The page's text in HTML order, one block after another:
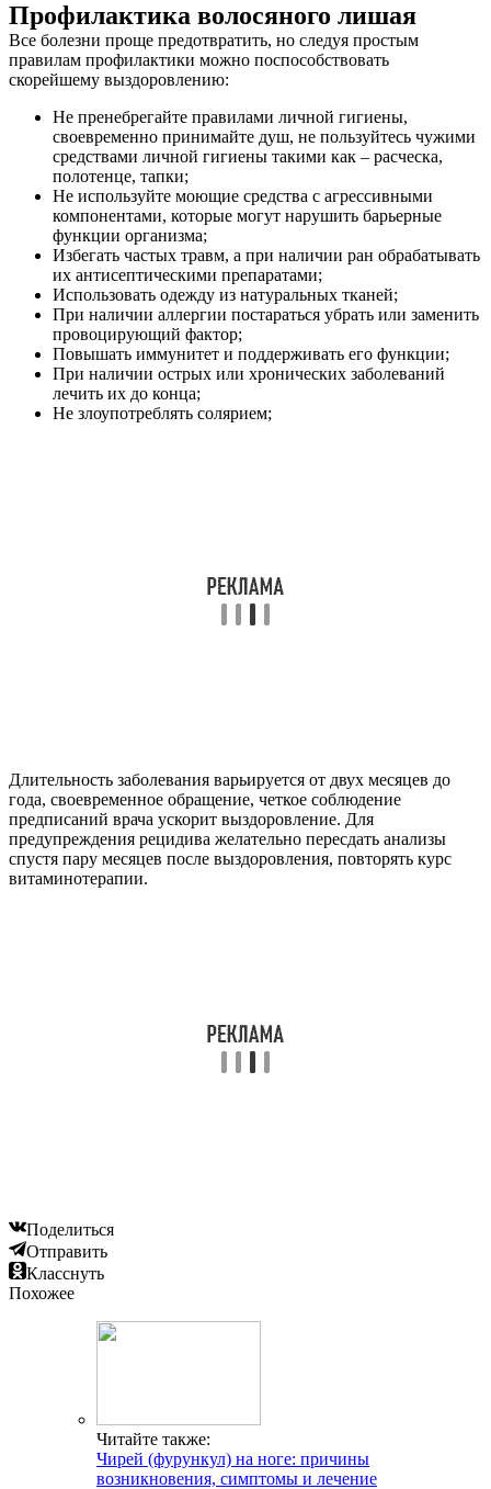
Профилактика волосяного лишая
Все болезни проще предотвратить, но следуя простым
правилам профилактики можно поспособствовать
скорейшему выздоровлению:
Не пренебрегайте правилами личной гигиены,
своевременно принимайте душ, не пользуйтесь чужими
средствами личной гигиены такими как – расческа,
полотенце, тапки;
Не используйте моющие средства с агрессивными
компонентами, которые могут нарушить барьерные
функции организма;
Избегать частых травм, а при наличии ран обрабатывать
их антисептическими препаратами;
Использовать одежду из натуральных тканей;
При наличии аллергии постараться убрать или заменить
провоцирующий фактор;
Повышать иммунитет и поддерживать его функции;
При наличии острых или хронических заболеваний
лечить их до конца;
Не злоупотреблять солярием;
Длительность заболевания варьируется от двух месяцев до
года, своевременное обращение, четкое соблюдение
предписаний врача ускорит выздоровление. Для
предупреждения рецидива желательно пересдать анализы
спустя пару месяцев после выздоровления, повторять курс
витаминотерапии.
Поделиться
Отправить
Класснуть
Похожее
Читайте также:
Чирей (фурункул) на ноге: причины
возникновения, симптомы и лечение